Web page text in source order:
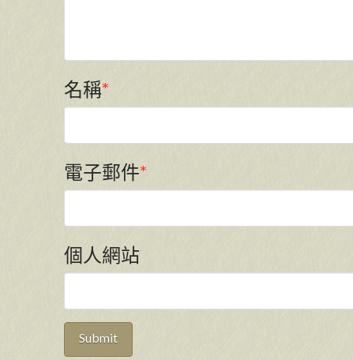
名稱*
電子郵件*
個人網站